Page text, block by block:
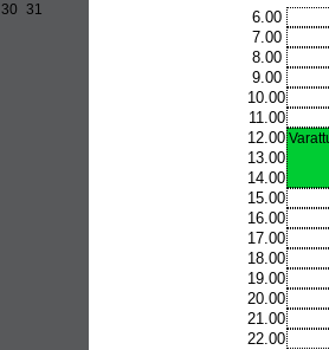
30 31
6.00
7.00
8.00
9.00
10.00
11.00
12.00
13.00
14.00
15.00
16.00
17.00
18.00
19.00
20.00
21.00
22.00